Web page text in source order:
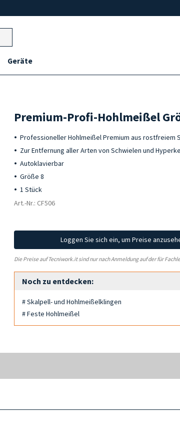
Geräte
Premium-Profi-Hohlmeißel
Professioneller Hohlmeißel Premium aus rostfreiem
Zur Entfernung aller Arten von Schwielen und
Autoklavierbar
Größe 8
1 Stück
Art.-Nr.: CF506
Loggen Sie sich ein, um Preise
Die Preise auf Tecniwork.it sind nur nach Anmeldung auf der für
Noch zu entdecken:
# Skalpell- und Hohlmeißelklingen
# Feste Hohlmeißel